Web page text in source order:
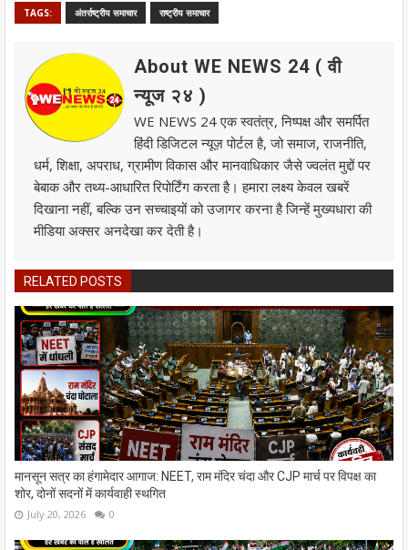
TAGS: अंतर्राष्ट्रीय समाचार राष्ट्रीय समाचार
About WE NEWS 24 ( वी
न्यूज २४ )
WE NEWS 24 एक स्वतंत्र, निष्पक्ष और समर्पित
हिंदी डिजिटल न्यूज़ पोर्टल है, जो समाज, राजनीति,
धर्म, शिक्षा, अपराध, ग्रामीण विकास और मानवाधिकार जैसे ज्वलंत मुद्दों पर
बेबाक और तथ्य-आधारित रिपोर्टिंग करता है। हमारा लक्ष्य केवल खबरें
दिखाना नहीं, बल्कि उन सच्चाइयों को उजागर करना है जिन्हें मुख्यधारा की
मीडिया अक्सर अनदेखा कर देती है।
RELATED POSTS
मानसून सत्र का हंगामेदार आगाज: NEET, राम मंदिर चंदा और CJP मार्च पर विपक्ष का
शोर, दोनों सदनों में कार्यवाही स्थगित
July 20, 2026 0